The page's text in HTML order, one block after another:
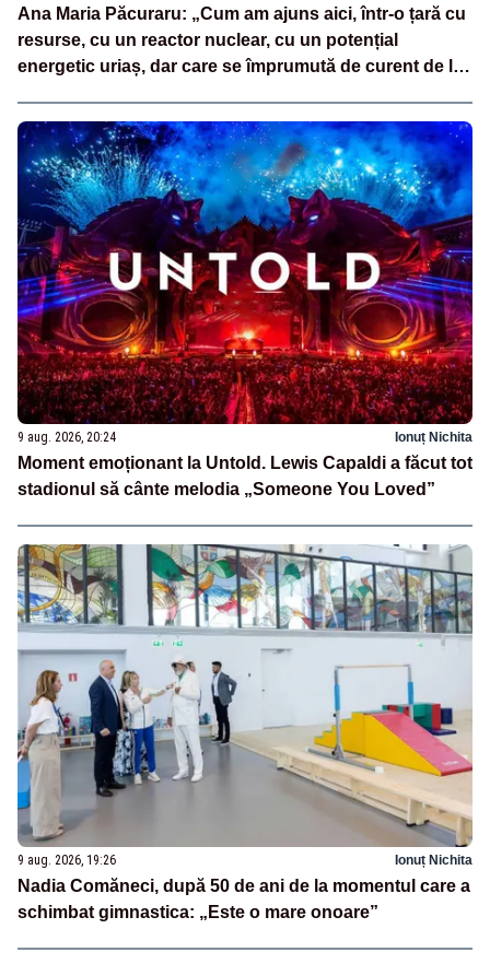
Ana Maria Păcuraru: „Cum am ajuns aici, într-o țară cu
resurse, cu un reactor nuclear, cu un potențial
energetic uriaș, dar care se împrumută de curent de la
9 aug. 2026, 20:24 Ionuț Nichita
Moment emoționant la Untold. Lewis Capaldi a făcut tot
stadionul să cânte melodia „Someone You Loved”
9 aug. 2026, 19:26 Ionuț Nichita
Nadia Comăneci, după 50 de ani de la momentul care a
schimbat gimnastica: „Este o mare onoare”